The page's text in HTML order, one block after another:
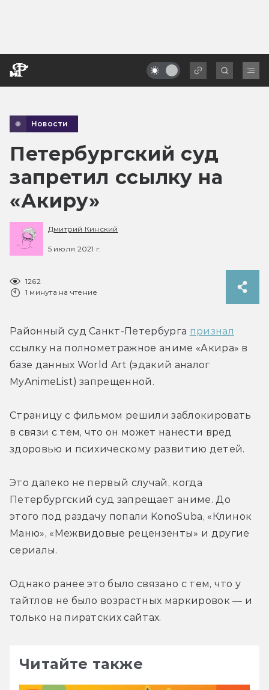
Новости
Петербургский суд
запретил ссылку на
«Акиру»
Дмитрий Кинский
5 июля 2021 г.
1262
1 минута на чтение
Районный суд Санкт-Петербурга признал
ссылку на полнометражное аниме «Акира» в
базе данных World Art (эдакий аналог
MyAnimeList) запрещенной.
Страницу с фильмом решили заблокировать
в связи с тем, что он может нанести вред
здоровью и психическому развитию детей.
Это далеко не первый случай, когда
Петербургский суд запрещает аниме. До
этого под раздачу попали KonoSuba, «Клинок
Маню», «Межвидовые рецензенты» и другие
сериалы.
Однако ранее это было связано с тем, что у
тайтлов не было возрастных маркировок — и
только на пиратских сайтах.
Читайте также